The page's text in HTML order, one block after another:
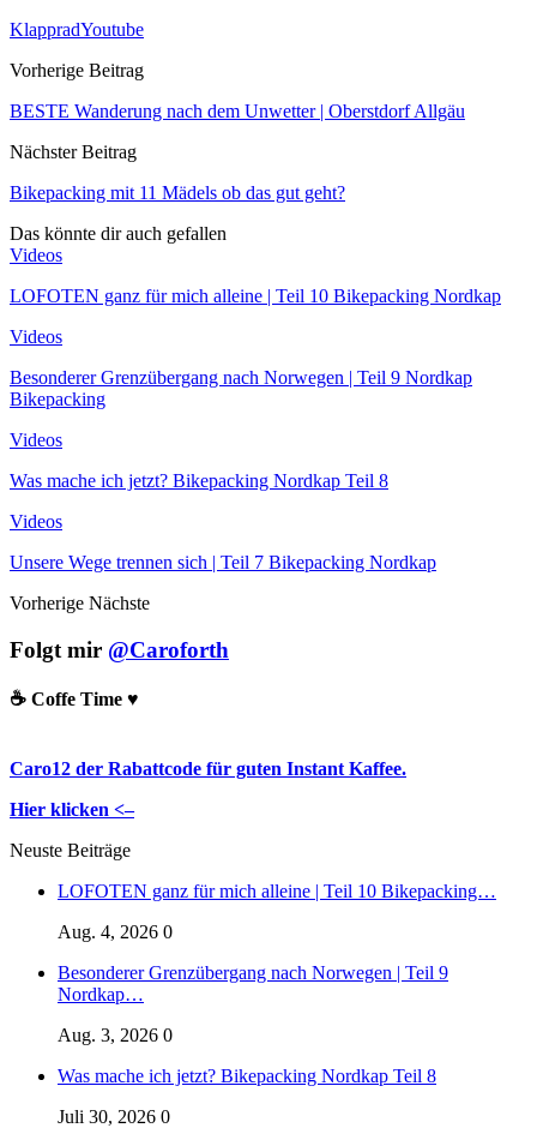
KlappradYoutube
Vorherige Beitrag
BESTE Wanderung nach dem Unwetter | Oberstdorf Allgäu
Nächster Beitrag
Bikepacking mit 11 Mädels ob das gut geht?
Das könnte dir auch gefallen
Videos
LOFOTEN ganz für mich alleine | Teil 10 Bikepacking Nordkap
Videos
Besonderer Grenzübergang nach Norwegen | Teil 9 Nordkap
Bikepacking
Videos
Was mache ich jetzt? Bikepacking Nordkap Teil 8
Videos
Unsere Wege trennen sich | Teil 7 Bikepacking Nordkap
Vorherige Nächste
Folgt mir @Caroforth
☕️ Coffe Time ♥️
Caro12 der Rabattcode für guten Instant Kaffee.
Hier klicken <–
Neuste Beiträge
LOFOTEN ganz für mich alleine | Teil 10 Bikepacking…
Aug. 4, 2026 0
Besonderer Grenzübergang nach Norwegen | Teil 9
Nordkap…
Aug. 3, 2026 0
Was mache ich jetzt? Bikepacking Nordkap Teil 8
Juli 30, 2026 0